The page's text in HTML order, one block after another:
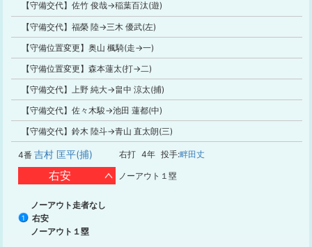
【守備交代】佐竹 俊哉→稲葉百汰(遊)
【守備交代】福榮 陸→三木 優武(左)
【守備位置変更】奥山 楓騎(走→一)
【守備位置変更】森本蓮太(打→二)
【守備交代】上野 純大→畠中 涼太(捕)
【守備交代】佐々木駿→池田 蓮都(中)
【守備交代】鈴木 陸斗→青山 直太朗(三)
4番 吉村 匡平(捕) 右打 4年 投手:畔田丈
右安 ノーアウト１塁
ノーアウト走者なし
1
右安
ノーアウト１塁